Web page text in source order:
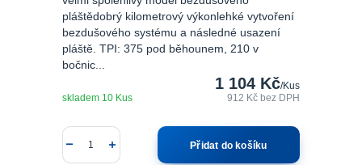
pláštědobrý kilometrový výkonlehké vytvoření
bezdušového systému a následné usazení
pláště. TPI: 375 pod běhounem, 210 v
bočnic...
1 104 Kč/Kus
912 Kčbez DPH
skladem 10 Kus
Přidat do košíku